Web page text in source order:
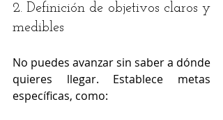
2. Definición de objetivos claros y
medibles
No puedes avanzar sin saber a dónde
quieres llegar. Establece metas
específicas, como: